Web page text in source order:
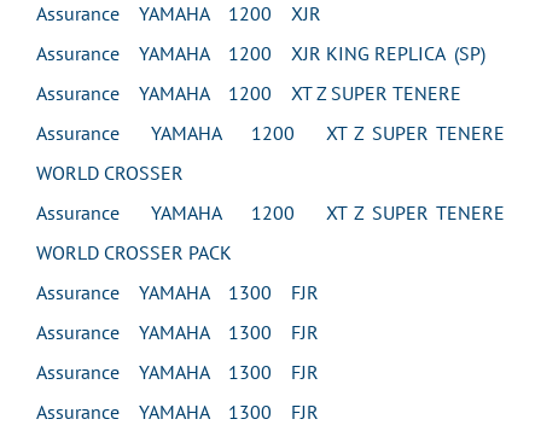
Assurance YAMAHA 1200 XJR
Assurance YAMAHA 1200 XJR KING REPLICA (SP)
Assurance YAMAHA 1200 XT Z SUPER TENERE
Assurance YAMAHA 1200 XT Z SUPER TENERE
WORLD CROSSER
Assurance YAMAHA 1200 XT Z SUPER TENERE
WORLD CROSSER PACK
Assurance YAMAHA 1300 FJR
Assurance YAMAHA 1300 FJR
Assurance YAMAHA 1300 FJR
Assurance YAMAHA 1300 FJR